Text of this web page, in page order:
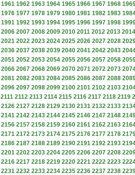
1961 1962 1963 1964 1965 1966 1967 1968
1976 1977 1978 1979 1980 1981 1982 1983
1991 1992 1993 1994 1995 1996 1997 1998
2006 2007 2008 2009 2010 2011 2012 2013 2014
2021 2022 2023 2024 2025 2026 2027 2028
2036 2037 2038 2039 2040 2041 2042 2043
2051 2052 2053 2054 2055 2056 2057 2058
2066 2067 2068 2069 2070 2071 2072 2073
2081 2082 2083 2084 2085 2086 2087 2088
2096 2097 2098 2099 2100 2101 2102 2103
2111 2112 2113 2114 2115 2116 2117 2118 2119
2126 2127 2128 2129 2130 2131 2132 2133
2141 2142 2143 2144 2145 2146 2147 2148
2156 2157 2158 2159 2160 2161 2162 2163
2171 2172 2173 2174 2175 2176 2177 2178
2186 2187 2188 2189 2190 2191 2192 2193
2201 2202 2203 2204 2205 2206 2207 2208
2216 2217 2218 2219 2220 2221 2222 2223
2231 2232 2233 2234 2235 2236 2237 2238